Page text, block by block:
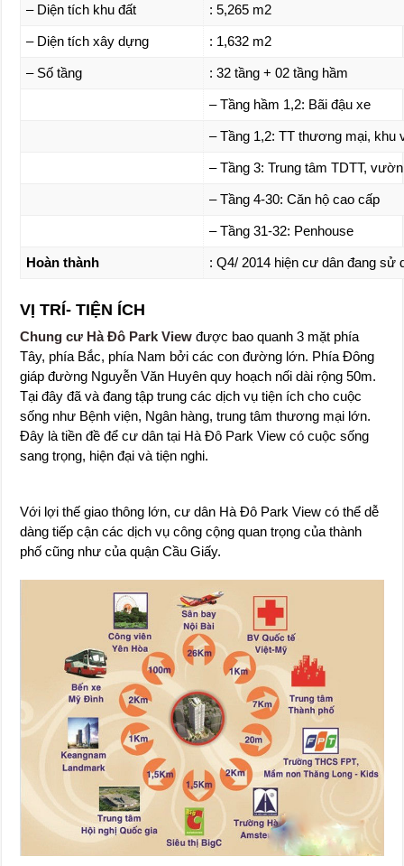
– Diện tích khu đất : 5,265 m2
– Diện tích xây dựng : 1,632 m2
– Số tầng : 32 tầng + 02 tầng hầm
– Tầng hầm 1,2: Bãi đậu xe
– Tầng 1,2: TT thương mại, khu
– Tầng 3: Trung tâm TDTT,
– Tầng 4-30: Căn hộ cao cấp
– Tầng 31-32: Penhouse
Hoàn thành : Q4/ 2014 hiện cư dân đang sử
VỊ TRÍ- TIỆN ÍCH
Chung cư Hà Đô Park View được bao quanh 3 mặt phía
Tây, phía Bắc, phía Nam bởi các con đường lớn. Phía Đông
giáp đường Nguyễn Văn Huyên quy hoạch nối dài rộng 50m.
Tại đây đã và đang tập trung các dịch vụ tiện ích cho cuộc
sống như Bệnh viện, Ngân hàng, trung tâm thương mại lớn.
Đây là tiền đề để cư dân tại Hà Đô Park View có cuộc sống
sang trọng, hiện đại và tiện nghi.
Với lợi thế giao thông lớn, cư dân Hà Đô Park View có thể dễ
dàng tiếp cận các dịch vụ công cộng quan trọng của thành
phố cũng như của quận Cầu Giấy.